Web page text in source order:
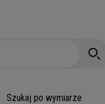
Szukaj po wymiarze